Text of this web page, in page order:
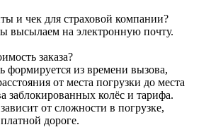
и чек для страховой компании?
высылаем на электронную почту.
заказа?
формируется из времени вызова,
от места погрузки до места
заблокированных колёс и тарифа.
от сложности в погрузке,
дороге.